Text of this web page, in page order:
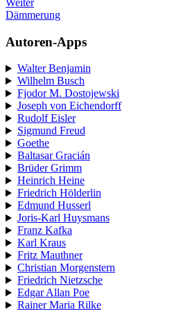
Dämmerung
Autoren-Apps
Walter Benjamin
Wilhelm Busch
Fjodor M. Dostojewski
Joseph von Eichendorff
Rudolf Eisler
Sigmund Freud
Goethe
Baltasar Gracián
Brüder Grimm
Heinrich Heine
Friedrich Hölderlin
Edmund Husserl
Joris-Karl Huysmans
Franz Kafka
Karl Kraus
Fritz Mauthner
Christian Morgenstern
Friedrich Nietzsche
Edgar Allan Poe
Rainer Maria Rilke